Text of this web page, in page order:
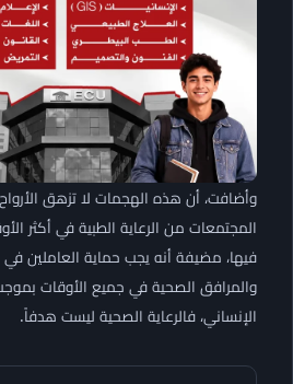
وأضافت، أن هذه الهجمات لا تزهق
المجتمعات من الرعاية الطبية في أكثر
فيها، مضيفة أنه ​يجب حماية العاملين
والمرافق الصحية في جميع الأوقات
الإنساني، فالرعاية الصحية ليست هدفاً.